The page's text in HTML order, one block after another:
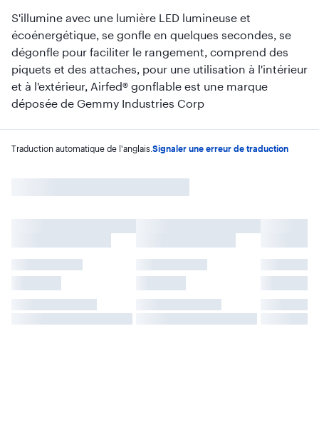
S'illumine avec une lumière LED lumineuse et
écoénergétique, se gonfle en quelques secondes, se
dégonfle pour faciliter le rangement, comprend des
piquets et des attaches, pour une utilisation à l'intérieur
et à l'extérieur, Airfed® gonflable est une marque
déposée de Gemmy Industries Corp
Traduction automatique de l'anglais. Signaler une erreur de traduction